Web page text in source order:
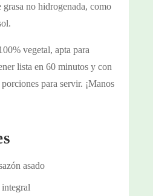
grasa no hidrogenada, como
vegetal, apta para
lista en 60 minutos y con
para servir. ¡Manos
asado